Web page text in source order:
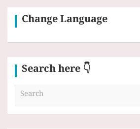
Change Language
Search here 👇
a